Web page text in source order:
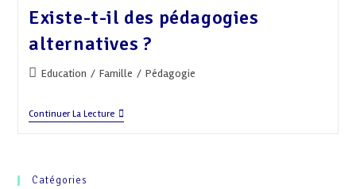
Existe-t-il des pédagogies
alternatives ?
PostEducation / Famille / Pédagogie
Continuer La LectureExiste-
T-
Catégories